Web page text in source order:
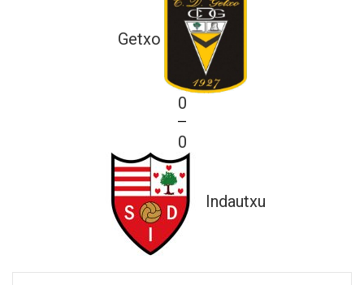
Getxo
0
—
0
Indautxu